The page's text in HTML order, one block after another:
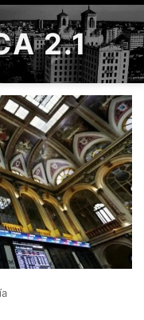
2.1